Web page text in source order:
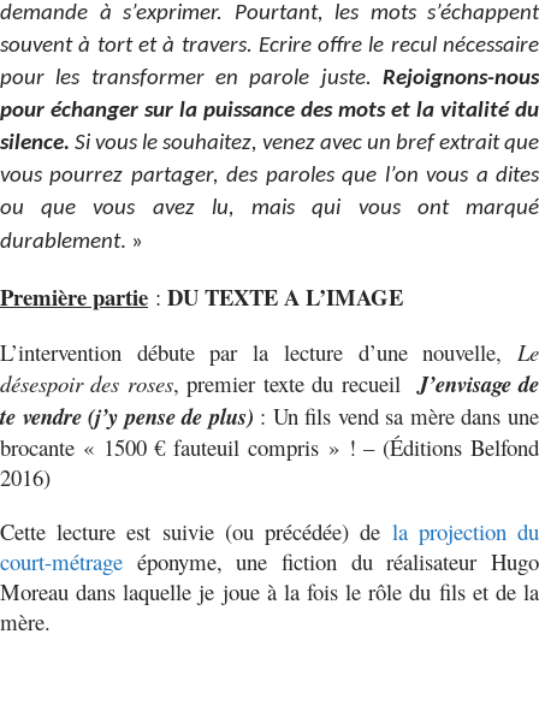
demande à s’exprimer. Pourtant, les mots s’échappent
souvent à tort et à travers. Ecrire offre le recul nécessaire
pour les transformer en parole juste. Rejoignons-nous
pour échanger sur la puissance des mots et la vitalité du
silence. Si vous le souhaitez, venez avec un bref extrait que
vous pourrez partager,des parolesque l’on vous a dites
ou que vous avez lu, mais qui vous ont marqué
durablement. »
Première partie : DU TEXTE A L’IMAGE
L’intervention débute par la lecture d’une nouvelle, Le
désespoir des roses, premier texte du recueilJ’envisage de
te vendre (j’y pense de plus) : Un fils vend sa mère dans une
brocante « 1500 € fauteuil compris » ! – (Éditions Belfond
2016)
Cette lecture est suivie (ou précédée) de la projection du
court-métrage éponyme, une fiction du réalisateur Hugo
Moreau dans laquelle je joue à la fois le rôle du fils et de la
mère.